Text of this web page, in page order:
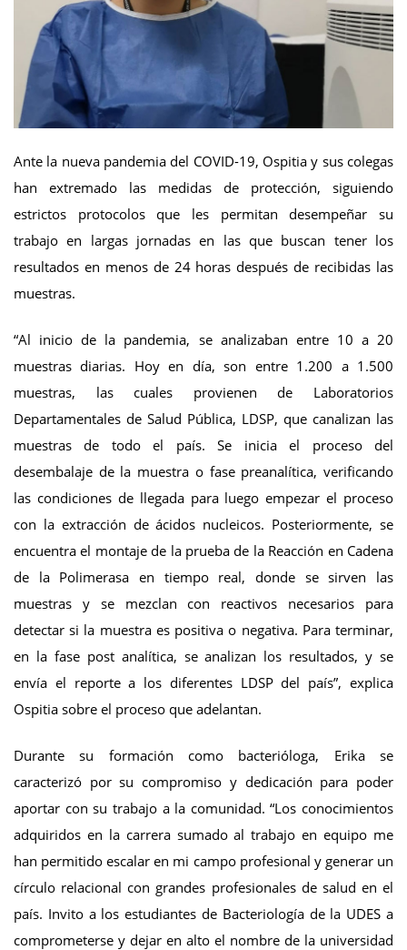
Ante la nueva pandemia del COVID-19, Ospitia y sus colegas
han extremado las medidas de protección, siguiendo
estrictos protocolos que les permitan desempeñar su
trabajo en largas jornadas en las que buscan tener los
resultados en menos de 24 horas después de recibidas las
muestras.
“Al inicio de la pandemia, se analizaban entre 10 a 20
muestras diarias. Hoy en día, son entre 1.200 a 1.500
muestras, las cuales provienen de Laboratorios
Departamentales de Salud Pública, LDSP, que canalizan las
muestras de todo el país. Se inicia el proceso del
desembalaje de la muestra o fase preanalítica, verificando
las condiciones de llegada para luego empezar el proceso
con la extracción de ácidos nucleicos. Posteriormente, se
encuentra el montaje de la prueba de la Reacción en Cadena
de la Polimerasa en tiempo real, donde se sirven las
muestras y se mezclan con reactivos necesarios para
detectar si la muestra es positiva o negativa. Para terminar,
en la fase post analítica, se analizan los resultados, y se
envía el reporte a los diferentes LDSP del país”, explica
Ospitia sobre el proceso que adelantan.
Durante su formación como bacterióloga, Erika se
caracterizó por su compromiso y dedicación para poder
aportar con su trabajo a la comunidad. “Los conocimientos
adquiridos en la carrera sumado al trabajo en equipo me
han permitido escalar en mi campo profesional y generar un
círculo relacional con grandes profesionales de salud en el
país. Invito a los estudiantes de Bacteriología de la UDES a
comprometerse y dejar en alto el nombre de la universidad